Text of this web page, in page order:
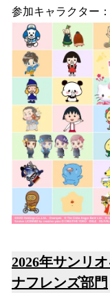
参加キャラクター
2026年サンリ
ナフレンズ部門